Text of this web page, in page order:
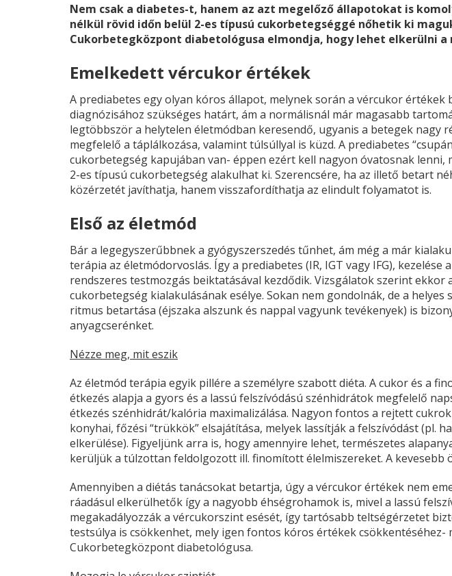
Nem csak a diabetes-t, hanem az azt megelőző állapotokat is
nélkül rövid időn belül 2-es típusú cukorbetegséggé nőhetik ki
Cukorbetegközpont diabetológusa elmondja, hogy lehet elkerülni a
Emelkedett vércukor értékek
A prediabetes egy olyan kóros állapot, melynek során a vércukor értékek
diagnózisához szükséges határt, ám a normálisnál már magasabb
legtöbbször a helytelen életmódban keresendő, ugyanis a betegek nagy
megfelelő a táplálkozása, valamint túlsúllyal is küzd. A prediabetes
cukorbetegség kapujában van- éppen ezért kell nagyon óvatosnak
2-es típusú cukorbetegség alakulhat ki. Szerencsére, ha az illető betart
közérzetét javíthatja, hanem visszafordíthatja az elindult folyamatot is.
Első az életmód
Bár a legegyszerűbbnek a gyógyszerszedés tűnhet, ám még a már
terápia az életmódorvoslás. Így a prediabetes (IR, IGT vagy IFG), kezelése
rendszeres testmozgás beiktatásával kezdődik. Vizsgálatok szerint ekkor
cukorbetegség kialakulásának esélye. Sokan nem gondolnák, de a helyes
ritmus betartása (éjszaka alszunk és nappal vagyunk tevékenyek) is
anyagcserénket.
Nézze meg, mit eszik
Az életmód terápia egyik pillére a személyre szabott diéta. A cukor és a
étkezés alapja a gyors és a lassú felszívódású szénhidrátok megfelelő
étkezés szénhidrát/kalória maximalizálása. Nagyon fontos a rejtett
konyhai, főzési “trükkök” elsajátítása, melyek lassítják a felszívódást (pl.
elkerülése). Figyeljünk arra is, hogy amennyire lehet, természetes
kerüljük a túlzottan feldolgozott ill. finomított élelmiszereket. A kevesebb
Amennyiben a diétás tanácsokat betartja, úgy a vércukor értékek nem
ráadásul elkerülhetők így a nagyobb éhségrohamok is, mivel a lassú
megakadályozzák a vércukorszint esését, így tartósabb teltségérzetet
testsúlya is csökkenhet, mely igen fontos kóros értékek csökkentéséhez-
Cukorbetegközpont diabetológusa.